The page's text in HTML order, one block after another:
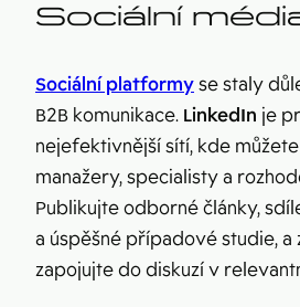
Sociální
Sociální platformyse staly
B2B komunikace. LinkedIn je
nejefektivnější sítí, kde
manažery, specialisty a
Publikujte odborné články,
a úspěšné případové studie, a
zapojujte do diskuzí v